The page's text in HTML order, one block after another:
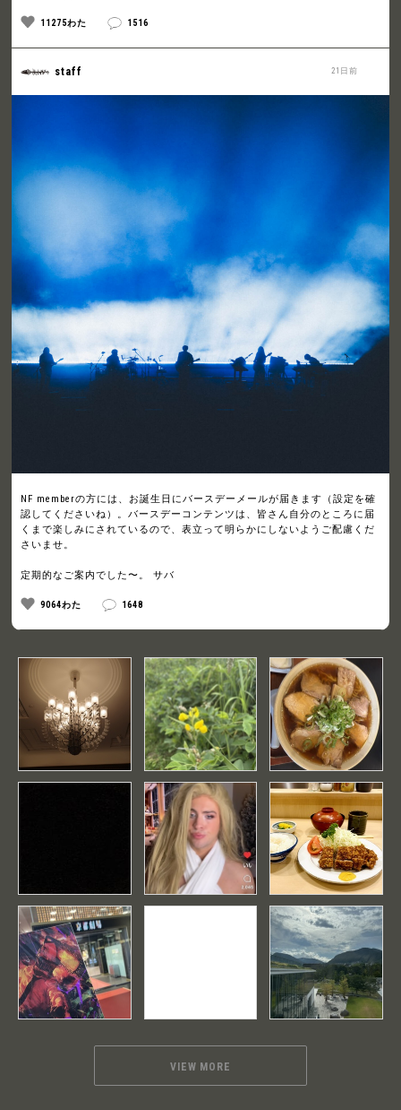
11275わた 1516
21日前
staff
NF memberの方には、お誕生日にバースデーメールが届きます（設定を確
認してくださいね）。バースデーコンテンツは、皆さん自分のところに届
くまで楽しみにされているので、表立って明らかにしないようご配慮くだ
さいませ。
定期的なご案内でした〜。 サバ
9064わた 1648
VIEW MORE